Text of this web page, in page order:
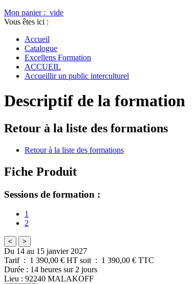
Mon panier : vide
Vous êtes ici :
Accueil
Catalogue
Excellens Formation
ACCUEIL
Accueillir un public interculturel
Descriptif de la formation
Retour à la liste des formations
Retour à la liste des formations
Fiche Produit
Sessions de formation :
1
2
< >
Du 14 au 15 janvier 2027
Tarif : 1 390,00 € HT soit : 1 390,00 € TTC
Durée : 14 heures sur 2 jours
Lieu : 92240 MALAKOFF